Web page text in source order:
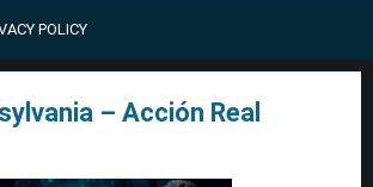
POLICY
– Acción Real